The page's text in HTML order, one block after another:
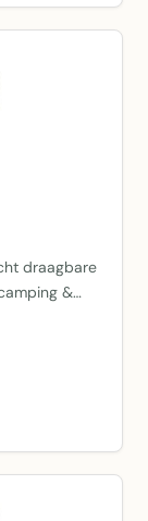
draagbare
&…